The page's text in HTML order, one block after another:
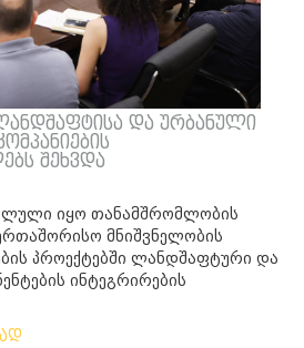
და ურბანული
შეხვდა
იყო თანამშრომლობის
მნიშვნელობის
პროექტებში ლანდშაფტური და
ინტეგრირების